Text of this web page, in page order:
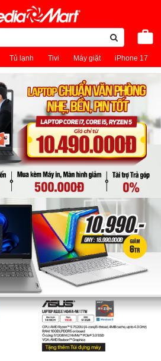
Tủ lạnh Tivi Máy giặt iPhone 17